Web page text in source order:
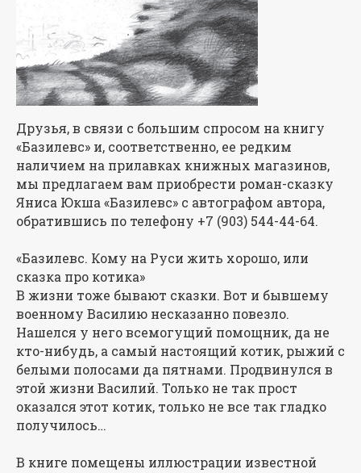
Друзья, в связи с большим спросом на книгу
«Базилевс» и, соответственно, ее редким
наличием на прилавках книжных магазинов,
мы предлагаем вам приобрести роман-сказку
Яниса Юкша «Базилевс» с автографом автора,
обратившись по телефону +7 (903) 544-44-64.
«Базилевс. Кому на Руси жить хорошо, или
сказка про котика»
В жизни тоже бывают сказки. Вот и бывшему
военному Василию несказанно повезло.
Нашелся у него всемогущий помощник, да не
кто-нибудь, а самый настоящий котик, рыжий с
белыми полосами да пятнами. Продвинулся в
этой жизни Василий. Только не так прост
оказался этот котик, только не все так гладко
получилось…
В книге помещены иллюстрации известной